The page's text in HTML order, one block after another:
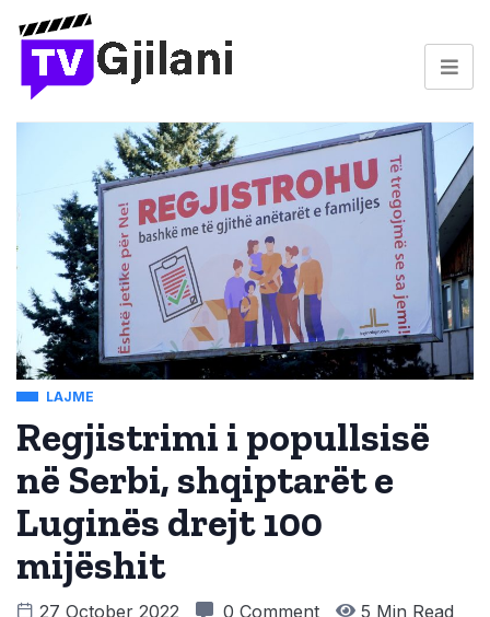
LAJME
Regjistrimi i popullsisë
në Serbi, shqiptarët e
Luginës drejt 100
mijëshit
27 October 2022 0 Comment 5 Min Read